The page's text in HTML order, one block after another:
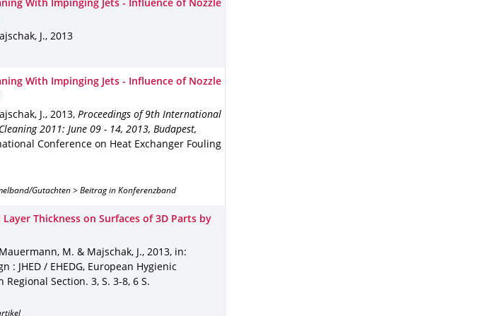
With Impinging Jets - Influence of Nozzle
J., 2013
With Impinging Jets - Influence of Nozzle
J., 2013, Proceedings of 9th International
2011: June 09 - 14, 2013, Budapest,
Conference on Heat Exchanger Fouling
Gutachten > Beitrag in Konferenzband
Thickness on Surfaces of 3D Parts by
M. & Majschak, J., 2013, in:
: JHED / EHEDG, European Hygienic
Regional Section. 3, S. 3-8, 6 S.